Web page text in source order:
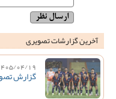
آخرین گزارشات تصویری
1405/04/19 ساعت
گزارش